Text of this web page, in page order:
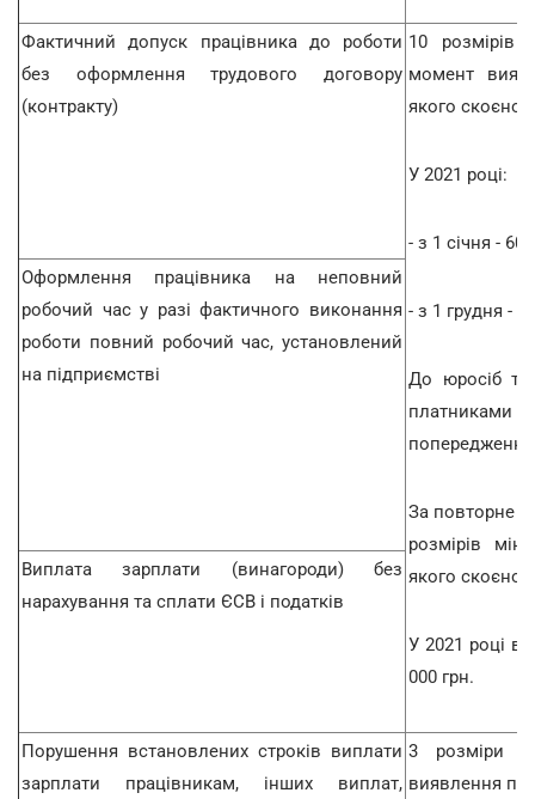
Фактичний допуск працівника до роботи
без оформлення трудового договору
(контракту)
10 розмірів
момент
якого скоєно
У 2021 році:
- з 1 січня -
- з 1 грудня -
До юросіб
За повторне
розмірів
якого скоєно
У 2021 році
000 грн.
Оформлення працівника на неповний
робочий час у разі фактичного виконання
роботи повний робочий час, установлений
на підприємстві
Виплата зарплати (винагороди) без
нарахування та сплати ЄСВ і податків
Порушення встановлених строків виплати
зарплати працівникам, інших виплат,
3 розміри
виявлення